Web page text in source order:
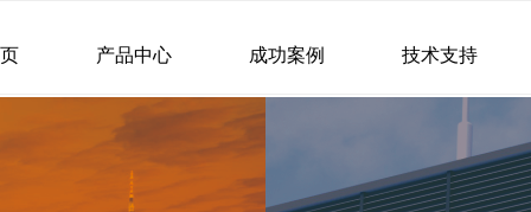
产品中心 成功案例 技术支持